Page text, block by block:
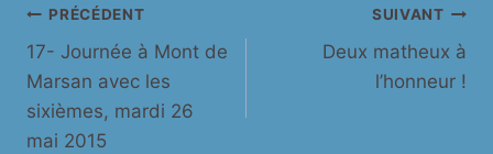
Navigation
de
l’article
PRÉCÉDENT
17- Journée à Mont de
Marsan avec les
sixièmes, mardi 26
mai 2015
SUIVANT
Deux matheux à
l’honneur !